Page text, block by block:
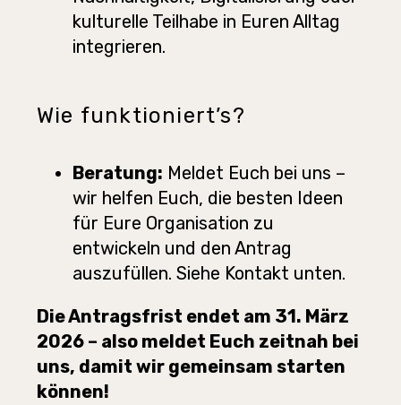
kulturelle Teilhabe in Euren Alltag
integrieren.
Wie funktioniert’s?
Beratung: Meldet Euch bei uns –
wir helfen Euch, die besten Ideen
für Eure Organisation zu
entwickeln und den Antrag
auszufüllen. Siehe Kontakt unten.
Die Antragsfrist endet am 31. März
2026 – also meldet Euch zeitnah bei
uns, damit wir gemeinsam starten
können!